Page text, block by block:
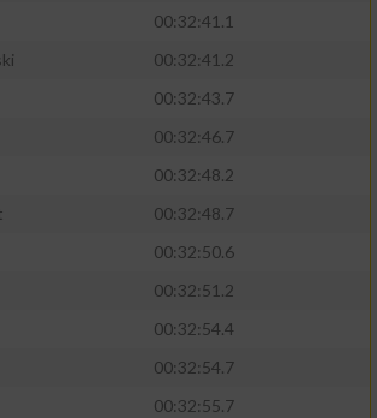
00:32:41.1
00:32:41.2
00:32:43.7
00:32:46.7
00:32:48.2
00:32:48.7
00:32:50.6
00:32:51.2
00:32:54.4
00:32:54.7
00:32:55.7
durch Statistiken
von Daten aus
Verbesserung der Angebote
aktiv angeforderten